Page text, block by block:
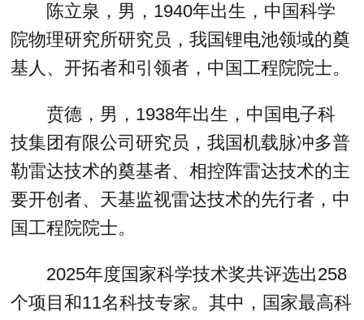
陈立泉，男，1940年出生，中国科学
院物理研究所研究员，我国锂电池领域的奠
基人、开拓者和引领者，中国工程院院士。
贲德，男，1938年出生，中国电子科
技集团有限公司研究员，我国机载脉冲多普
勒雷达技术的奠基者、相控阵雷达技术的主
要开创者、天基监视雷达技术的先行者，中
国工程院院士。
2025年度国家科学技术奖共评选出258
个项目和11名科技专家。其中，国家最高科